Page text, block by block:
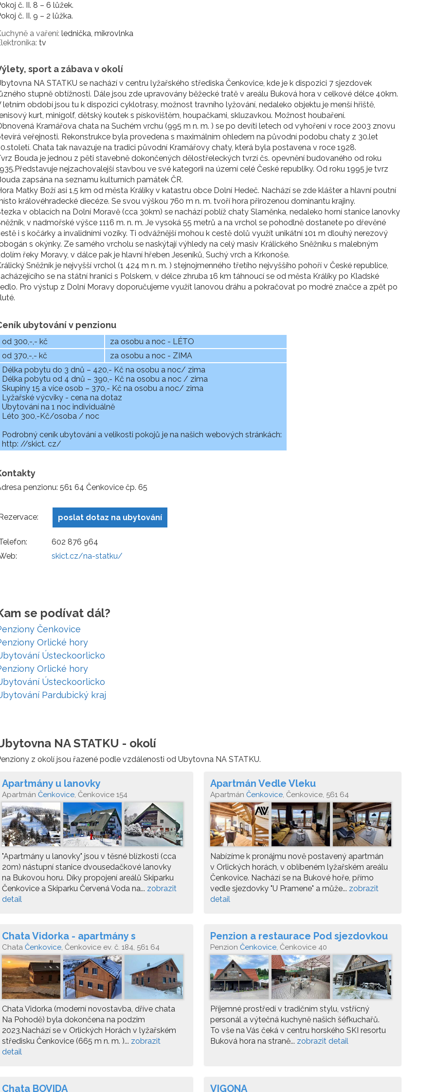
č. II. 8 – 6 lůžek.
č. II. 9 – 2 lůžka.
a vaření: lednička, mikrovlnka
tv
sport a zábava v okolí
NA STATKU se nachází v centru lyžařského střediska Čenkovice, kde je k dispozici 7 sjezdovek
stupně obtížnosti. Dále jsou zde upravovány běžecké tratě v areálu Buková hora v celkové délce 40km.
letním období jsou tu k dispozici cyklotrasy, možnost travního lyžování, nedaleko objektu je menší hřiště,
kurt, minigolf, dětský koutek s pískovištěm, houpačkami, skluzavkou. Možnost houbaření.
Kramářova chata na Suchém vrchu (995 m n. m. ) se po devíti letech od vyhoření v roce 2003 znovu
veřejnosti. Rekonstrukce byla provedena s maximálním ohledem na původní podobu chaty z 30.let
Chata tak navazuje na tradici původní Kramářovy chaty, která byla postavena v roce 1928.
Bouda je jednou z pěti stavebně dokončených dělostřeleckých tvrzí čs. opevnění budovaného od roku
nejzachovalejší stavbou ve své kategorii na území celé České republiky. Od roku 1995 je tvrz
zapsána na seznamu kulturních památek ČR.
Matky Boží asi 1,5 km od města Králíky v katastru obce Dolní Hedeč. Nachází se zde klášter a hlavní poutní
královéhradecké diecéze. Se svou výškou 760 m n. m. tvoří hora přirozenou dominantu krajiny.
v oblacích na Dolní Moravě (cca 30km) se nachází poblíž chaty Slaměnka, nedaleko horní stanice lanovky
v nadmořské výšce 1116 m. n. m. Je vysoká 55 metrů a na vrchol se pohodlně dostanete po dřevěné
i s kočárky a invalidními vozíky. Ti odvážnější mohou k cestě dolů využít unikátní 101 m dlouhý nerezový
s okýnky. Ze samého vrcholu se naskýtají výhledy na celý masiv Králického Sněžníku s malebným
řeky Moravy, v dálce pak je hlavní hřeben Jeseníků, Suchý vrch a Krkonoše.
Sněžník je nejvyšší vrchol (1 424 m n. m. ) stejnojmenného třetího nejvyššího pohoří v České republice,
se na státní hranici s Polskem, v délce zhruba 16 km táhnoucí se od města Králíky po Kladské
Pro výstup z Dolní Moravy doporučujeme využít lanovou dráhu a pokračovat po modré značce a zpět po
ubytování v penzionu
od 300,-,- kč
za osobu a noc - LÉTO
od 370,-,- kč
za osobu a noc - ZIMA
Délka pobytu do 3 dnů – 420,- Kč na osobu a noc/ zima
Délka pobytu od 4 dnů – 390,- Kč na osobu a noc / zima
Skupiny 15 a více osob – 370,- Kč na osobu a noc/ zima
Lyžařské výcviky - cena na dotaz
Ubytování na 1 noc individuálně
Léto 300,-Kč/osoba / noc
Podrobný ceník ubytování a velikosti pokojů je na našich webových stránkách:
http: //skict. cz/
penzionu: 561 64 Čenkovice čp. 65
poslat dotaz na ubytování
602 876 964
skict.cz/na-statku/
se podívat dál?
Čenkovice
Orlické hory
Ústeckoorlicko
Orlické hory
Ústeckoorlicko
Pardubický kraj
NA STATKU - okolí
z okolí jsou řazené podle vzdálenosti od Ubytovna NA STATKU.
Apartmány u lanovky
Apartmán Čenkovice, Čenkovice 154
"Apartmány u lanovky" jsou v těsné blízkosti (cca
20m) nástupní stanice dvousedačkové lanovky
na Bukovou horu. Díky propojení areálů Skiparku
Čenkovice a Skiparku Červená Voda na... zobrazit
detail
Apartmán Vedle Vleku
Apartmán Čenkovice, Čenkovice, 561 64
Nabízíme k pronájmu nově postavený apartmán
v Orlických horách, v oblíbeném lyžařském areálu
Čenkovice. Nachází se na Bukové hoře, přímo
vedle sjezdovky "U Pramene" a může... zobrazit
detail
Chata Vidorka - apartmány s
nekonečným výhledem
Chata Čenkovice, Čenkovice ev. č. 184, 561 64
Chata Vidorka (moderní novostavba, dříve chata
Na Pohodě) byla dokončena na podzim
2023.Nachází se v Orlických Horách v lyžařském
středisku Čenkovice (665 m n. m. )... zobrazit
detail
Penzion a restaurace Pod sjezdovkou
Penzion Čenkovice, Čenkovice 40
Příjemné prostředí v tradičním stylu, vstřícný
personál a výtečná kuchyně našich šéfkuchařů.
To vše na Vás čeká v centru horského SKI resortu
Buková hora na straně... zobrazit detail
Chata BOVIDA VIGONA